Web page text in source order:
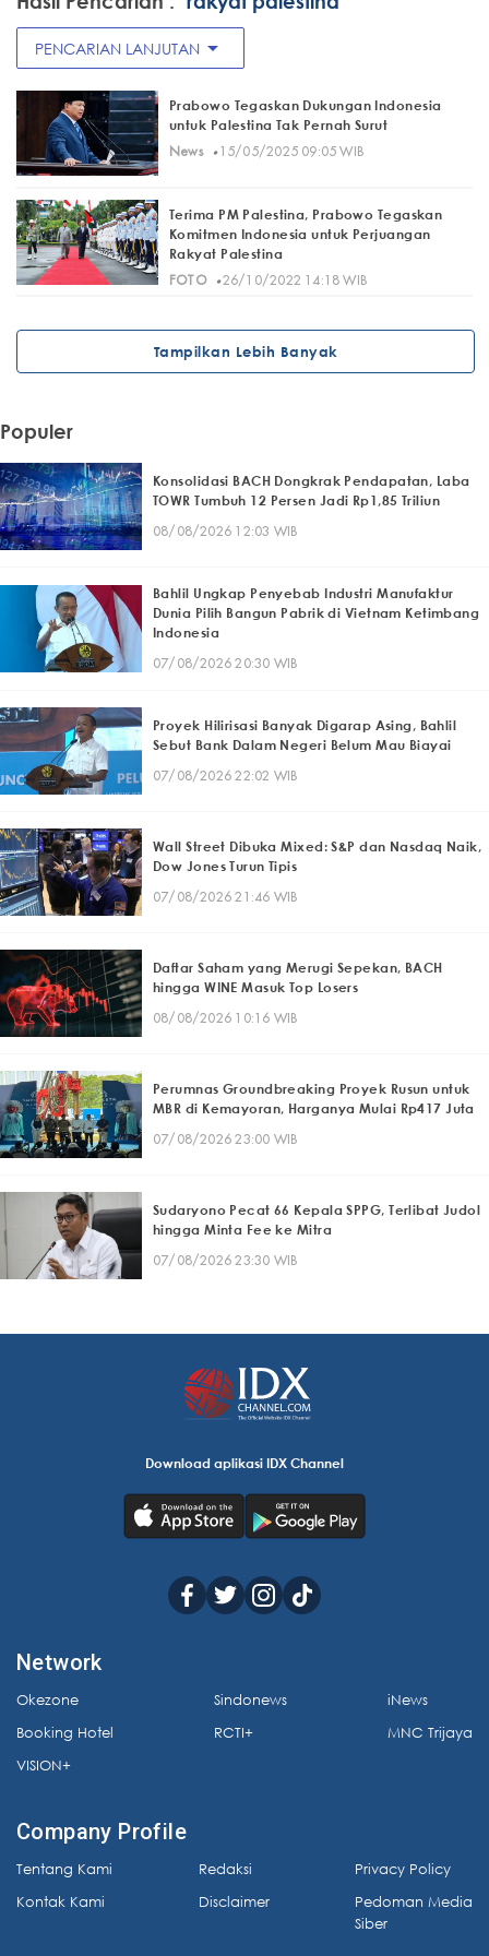
PENCARIAN LANJUTAN arrow_drop_down
Prabowo Tegaskan Dukungan Indonesia
untuk Palestina Tak Pernah Surut
News· 15/05/2025 09:05 WIB
Terima PM Palestina, Prabowo Tegaskan
Komitmen Indonesia untuk Perjuangan
Rakyat Palestina
FOTO· 26/10/2022 14:18 WIB
Tampilkan Lebih Banyak
Populer
Konsolidasi BACH Dongkrak Pendapatan, Laba
TOWR Tumbuh 12 Persen Jadi Rp1,85 Triliun
08/08/2026 12:03 WIB
Bahlil Ungkap Penyebab Industri Manufaktur
Dunia Pilih Bangun Pabrik di Vietnam Ketimbang
Indonesia
07/08/2026 20:30 WIB
Proyek Hilirisasi Banyak Digarap Asing, Bahlil
Sebut Bank Dalam Negeri Belum Mau Biayai
07/08/2026 22:02 WIB
Wall Street Dibuka Mixed: S&P dan Nasdaq Naik,
Dow Jones Turun Tipis
07/08/2026 21:46 WIB
Daftar Saham yang Merugi Sepekan, BACH
hingga WINE Masuk Top Losers
08/08/2026 10:16 WIB
Perumnas Groundbreaking Proyek Rusun untuk
MBR di Kemayoran, Harganya Mulai Rp417 Juta
07/08/2026 23:00 WIB
Sudaryono Pecat 66 Kepala SPPG, Terlibat Judol
hingga Minta Fee ke Mitra
07/08/2026 23:30 WIB
Download aplikasi IDX Channel
Network
Okezone
Booking Hotel
VISION+
Sindonews
RCTI+
iNews
MNC Trijaya
Company Profile
Tentang Kami
Kontak Kami
Redaksi
Disclaimer
Privacy Policy
Pedoman Media
Siber